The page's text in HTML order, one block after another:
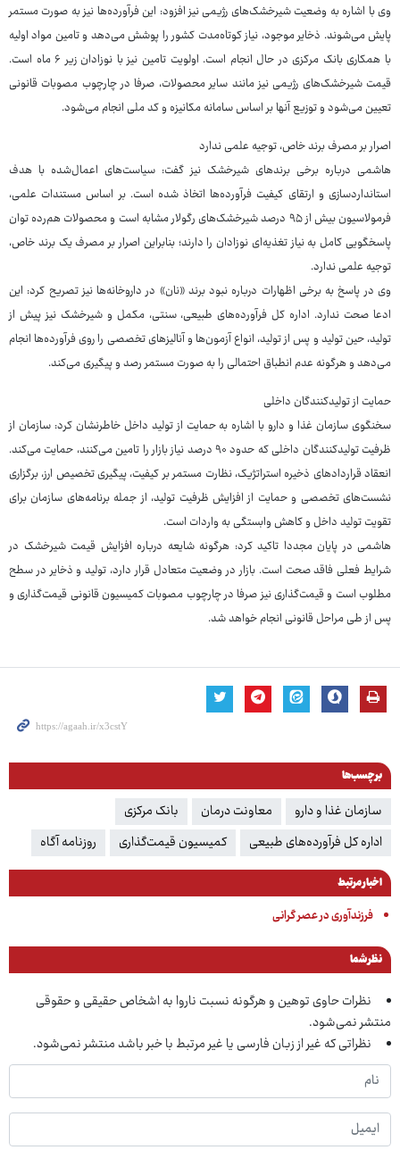
وی با اشاره به وضعیت شیرخشک‌های رژیمی نیز افزود: این فرآورده‌ها نیز به صورت مستمر
پایش می‌شوند. ذخایر موجود، نیاز کوتاه‌مدت کشور را پوشش می‌دهد و تامین مواد اولیه
با همکاری بانک مرکزی در حال انجام است. اولویت تامین نیز با نوزادان زیر ۶ ماه است.
قیمت شیرخشک‌های رژیمی نیز مانند سایر محصولات، صرفا در چارچوب مصوبات قانونی
تعیین می‌شود و توزیع آنها بر اساس سامانه مکانیزه و کد ملی انجام می‌شود.
اصرار بر مصرف برند خاص، توجیه علمی ندارد
هاشمی درباره برخی برندهای شیرخشک نیز گفت: سیاست‌های اعمال‌شده با هدف
استانداردسازی و ارتقای کیفیت فرآورده‌ها اتخاذ شده است. بر اساس مستندات علمی،
فرمولاسیون بیش از ۹۵ درصد شیرخشک‌های رگولار مشابه است و محصولات هم‌رده توان
پاسخگویی کامل به نیاز تغذیه‌ای نوزادان را دارند؛ بنابراین اصرار بر مصرف یک برند خاص،
توجیه علمی ندارد.
وی در پاسخ به برخی اظهارات درباره نبود برند «نان» در داروخانه‌ها نیز تصریح کرد: این
ادعا صحت ندارد. اداره کل فرآورده‌های طبیعی، سنتی، مکمل و شیرخشک نیز پیش از
تولید، حین تولید و پس از تولید، انواع آزمون‌ها و آنالیزهای تخصصی را روی فرآورده‌ها انجام
می‌دهد و هرگونه عدم انطباق احتمالی را به صورت مستمر رصد و پیگیری می‌کند.
حمایت از تولیدکنندگان داخلی
سخنگوی سازمان غذا و دارو با اشاره به حمایت از تولید داخل خاطرنشان کرد: سازمان از
ظرفیت تولیدکنندگان داخلی که حدود ۹۰ درصد نیاز بازار را تامین می‌کنند، حمایت می‌کند.
انعقاد قراردادهای ذخیره استراتژیک، نظارت مستمر بر کیفیت، پیگیری تخصیص ارز، برگزاری
نشست‌های تخصصی و حمایت از افزایش ظرفیت تولید، از جمله برنامه‌های سازمان برای
تقویت تولید داخل و کاهش وابستگی به واردات است.
هاشمی در پایان مجددا تاکید کرد: هرگونه شایعه درباره افزایش قیمت شیرخشک در
شرایط فعلی فاقد صحت است. بازار در وضعیت متعادل قرار دارد، تولید و ذخایر در سطح
مطلوب است و قیمت‌گذاری نیز صرفا در چارچوب مصوبات کمیسیون قانونی قیمت‌گذاری و
پس از طی مراحل قانونی انجام خواهد شد.
برچسب‌ها
سازمان غذا و دارو معاونت درمان
بانک مرکزی
اداره کل فرآورده‌های طبیعی
کمیسیون قیمت‌گذاری روزنامه آگاه
اخبار مرتبط
فرزندآوری در عصر گرانی
نظر شما
نظرات حاوی توهین و هرگونه نسبت ناروا به اشخاص حقیقی و حقوقی
منتشر نمی‌شود.
نظراتی که غیر از زبان فارسی یا غیر مرتبط با خبر باشد منتشر نمی‌شود.